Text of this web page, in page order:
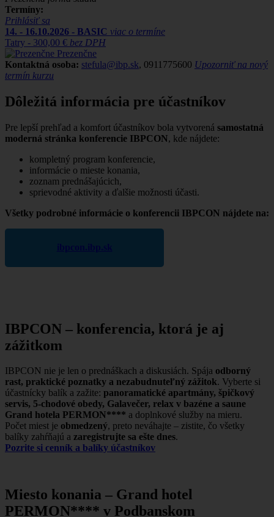
Termíny:
Prihlásiť sa
14. - 16.10.2026 - BASIC viac o termíne
Tatry - 300,00 € bez DPH
Prezenčne
Kontaktná osoba: stefula@ibp.sk, 0911775600 Upozorniť na nový
termín kurzu
Dôležitá informácia pre účastníkov
Pre lepší prehľad a komfort účastníkov bola vytvorená samostatná
moderná stránka konferencie IBPCON, kde nájdete:
kompletný program konferencie,
informácie o mieste konania,
zoznam prednášajúcich,
sprievodné aktivity a ďalšie možnosti účasti.
Všetky podrobné informácie o konferencii IBPCON nájdete na:
ibpcon.ibp.sk
IBPCON – konferencia, ktorá je aj
zážitkom
IBPCON nie je len o prednáškach a diskusiách. Spája odborný
rast, praktické poznatky a nezabudnuteľný zážitok. Vyberte si
účastnícky balík a zažite: panoramatické apartmány, špičkový
servis, 5-chodové obedy, Galavečer, relax v bazéne a saune
Grand hotela PERMON**** a doplnkové služby na mieru.
Počet miest je obmedzený, preto neváhajte – zistite, čo všetky
balíky zahŕňajú a zaregistrujte sa ešte dnes.
Pozrite si cenník a balíky účastníkov
Miesto konania – Grand hotel
PERMON**** v Podbanskom